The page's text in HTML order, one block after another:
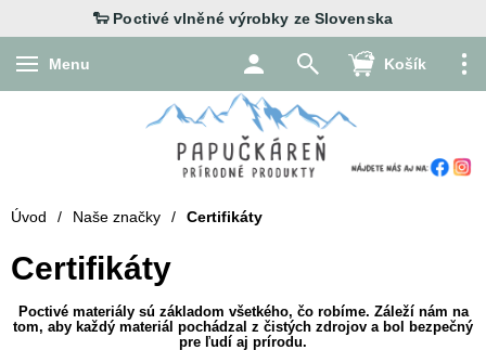
Menu Košík
Úvod / Naše značky / Certifikáty
Certifikáty
Poctivé materiály sú základom všetkého, čo robíme. Záleží nám na
tom, aby každý materiál pochádzal z čistých zdrojov a bol bezpečný
pre ľudí aj prírodu.